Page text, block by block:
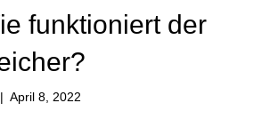
funktioniert der
| April 8, 2022